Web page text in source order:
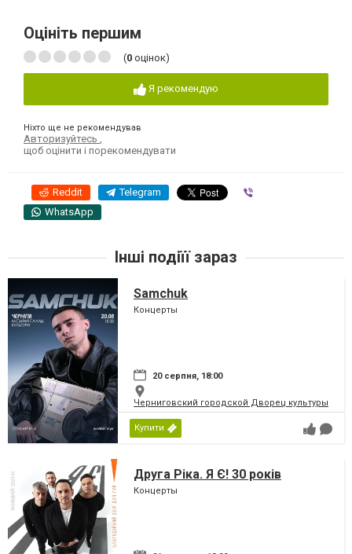
Оцініть першим
(0 оцінок)
Я рекомендую
Ніхто ще не рекомендував
Авторизуйтесь
щоб оцінити і порекомендувати
Reddit Telegram
WhatsApp
Інші подіїї зараз
Samchuk
Концерты
20 серпня, 18:00
Черниговский городской Дворец культуры
Купити
Друга Ріка. Я Є! 30 років
Концерты